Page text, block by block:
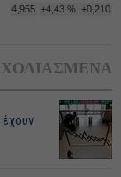
4,955 +4,43 % +0,210